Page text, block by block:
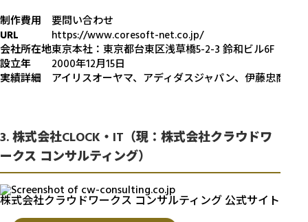
制作費用
要問い合わせ
URL
https://www.coresoft-net.co.jp/
会社所在地東京本社：東京都台東区浅草橋5-2-3 鈴和ビル6F
設立年
2000年12月15日
実績詳細
アイリスオーヤマ、アディダスジャパン、伊藤忠商事
3. 株式会社CLOCK・IT（現：株式会社クラウドワ
ークス コンサルティング）
株式会社クラウドワークス コンサルティング 公式サイト